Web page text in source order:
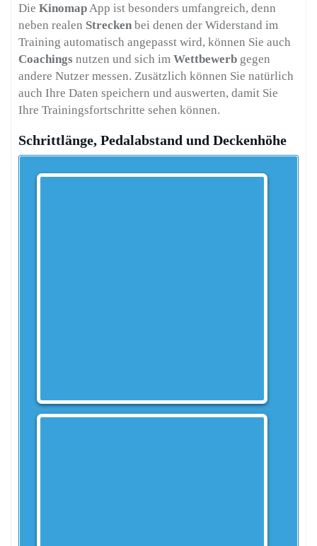
Die Kinomap App ist besonders umfangreich, denn
neben realen Strecken bei denen der Widerstand im
Training automatisch angepasst wird, können Sie auch
Coachings nutzen und sich im Wettbewerb gegen
andere Nutzer messen. Zusätzlich können Sie natürlich
auch Ihre Daten speichern und auswerten, damit Sie
Ihre Trainingsfortschritte sehen können.
Schrittlänge, Pedalabstand und Deckenhöhe